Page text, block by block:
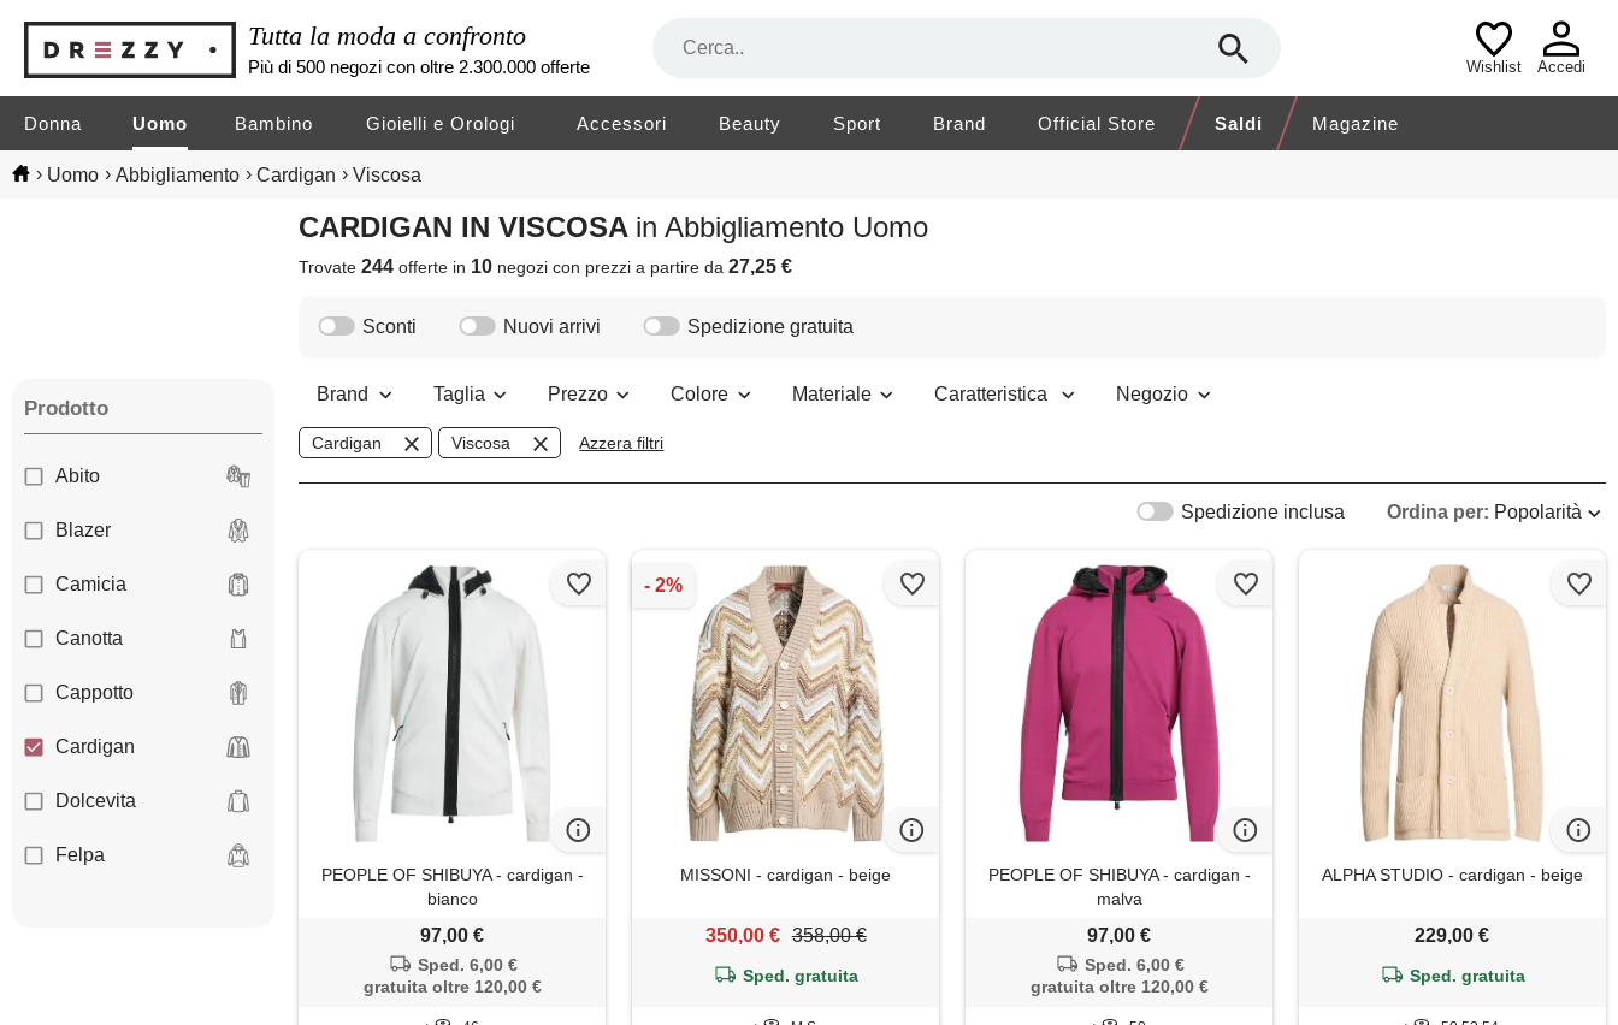
Tutta la moda a confronto
Più di 500 negozi con oltre 2.300.000 offerte Wishlist Accedi
Donna Uomo Bambino Gioielli e Orologi Accessori Beauty Sport Brand Official Store Saldi Magazine
› Uomo › Abbigliamento › Cardigan › Viscosa
CARDIGAN IN VISCOSA in Abbigliamento Uomo
Trovate244 offerte in 10 negozicon prezzi a partire da27,25 €
Prodotto
Abito
Blazer
Camicia
Canotta
Cappotto
Cardigan
Dolcevita
Felpa
Sconti Nuovi arrivi Spedizione gratuita
Brand Taglia Prezzo Colore Materiale Caratteristica Negozio
Cardigan Viscosa Azzera filtri
Ordina per: Popolarità
Spedizione inclusa
PEOPLE OF SHIBUYA - cardigan -
bianco
97,00 €
Sped. 6,00 €
gratuita oltre 120,00 €
MISSONI - cardigan - beige
350,00 € 358,00 €
Sped. gratuita
PEOPLE OF SHIBUYA - cardigan -
malva
97,00 €
Sped. 6,00 €
gratuita oltre 120,00 €
ALPHA STUDIO - cardigan - beige
229,00 €
Sped. gratuita